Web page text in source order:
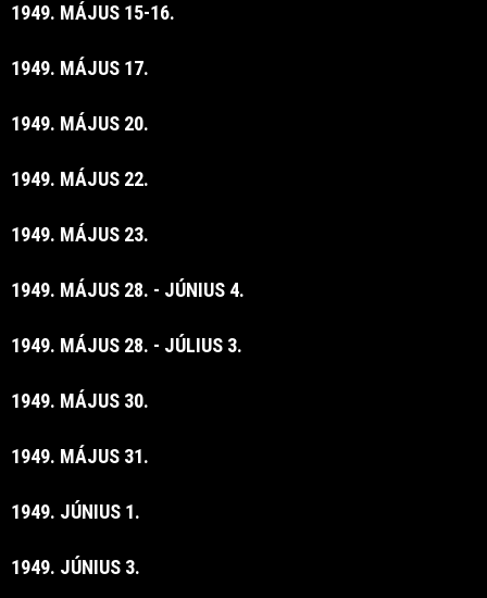
1949. MÁJUS 15-16.
1949. MÁJUS 17.
1949. MÁJUS 20.
1949. MÁJUS 22.
1949. MÁJUS 23.
1949. MÁJUS 28. - JÚNIUS 4.
1949. MÁJUS 28. - JÚLIUS 3.
1949. MÁJUS 30.
1949. MÁJUS 31.
1949. JÚNIUS 1.
1949. JÚNIUS 3.